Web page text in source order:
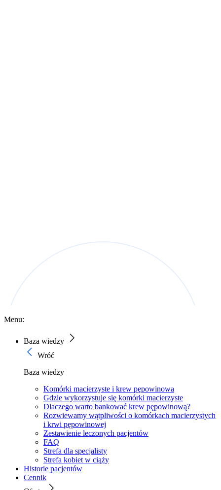
Menu:
Baza wiedzy
Wróć
Baza wiedzy
Komórki macierzyste i krew pępowinowa
Gdzie wykorzystuje się komórki macierzyste
Dlaczego warto bankować krew pępowinową?
Rozwiewamy wątpliwości o komórkach macierzystych
i krwi pępowinowej
Zestawienie leczonych pacjentów
FAQ
Strefa dla specjalisty
Strefa kobiet w ciąży
Historie pacjentów
Cennik